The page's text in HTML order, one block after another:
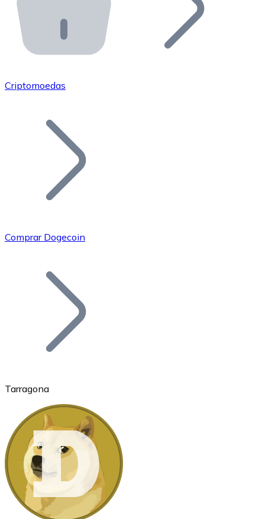
API Bitnovo
Integre nossa API no seu ecossistema.
Junte-se à nossa rede de revendedores e comercialize
Adicione o token do seu projeto ao nosso serviço de
Bitcoin
Ethereum
ETH
Criptomoedas
Comprar Dogecoin
Tarragona